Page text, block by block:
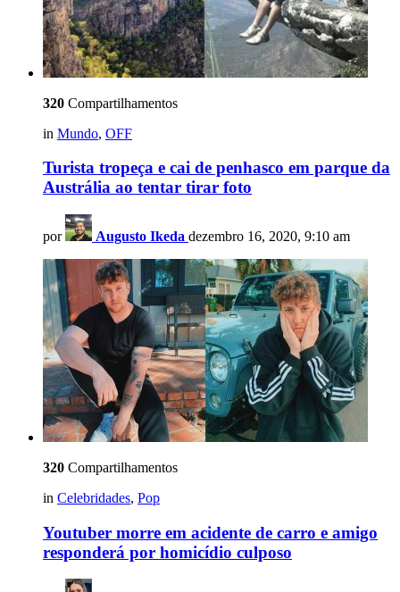
320 Compartilhamentos
in Mundo, OFF
Turista tropeça e cai de penhasco em parque da
Austrália ao tentar tirar foto
por Augusto Ikeda dezembro 16, 2020, 9:10 am
320 Compartilhamentos
in Celebridades, Pop
Youtuber morre em acidente de carro e amigo
responderá por homicídio culposo